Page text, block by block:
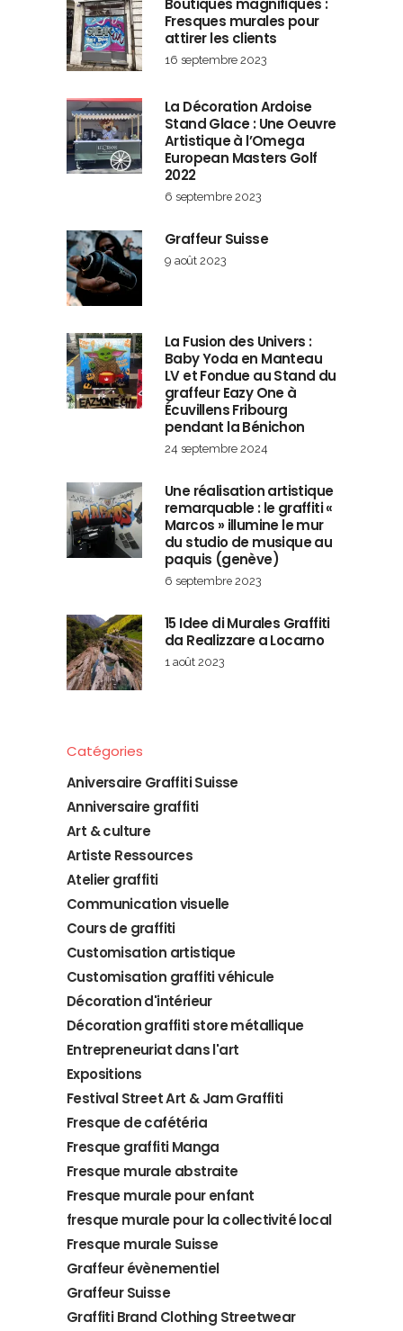
Boutiques magnifiques :
Fresques murales pour
attirer les clients
16 septembre 2023
La Décoration Ardoise
Stand Glace : Une Oeuvre
Artistique à l’Omega
European Masters Golf
2022
6 septembre 2023
Graffeur Suisse
9 août 2023
La Fusion des Univers :
Baby Yoda en Manteau
LV et Fondue au Stand du
graffeur Eazy One à
Écuvillens Fribourg
pendant la Bénichon
24 septembre 2024
Une réalisation artistique
remarquable : le graffiti «
Marcos » illumine le mur
du studio de musique au
paquis (genève)
6 septembre 2023
15 Idee di Murales Graffiti
da Realizzare a Locarno
1 août 2023
Catégories
Aniversaire Graffiti Suisse
Anniversaire graffiti
Art & culture
Artiste Ressources
Atelier graffiti
Communication visuelle
Cours de graffiti
Customisation artistique
Customisation graffiti véhicule
Décoration d'intérieur
Décoration graffiti store métallique
Entrepreneuriat dans l'art
Expositions
Festival Street Art & Jam Graffiti
Fresque de cafétéria
Fresque graffiti Manga
Fresque murale abstraite
Fresque murale pour enfant
fresque murale pour la collectivité local
Fresque murale Suisse
Graffeur évènementiel
Graffeur Suisse
Graffiti Brand Clothing Streetwear